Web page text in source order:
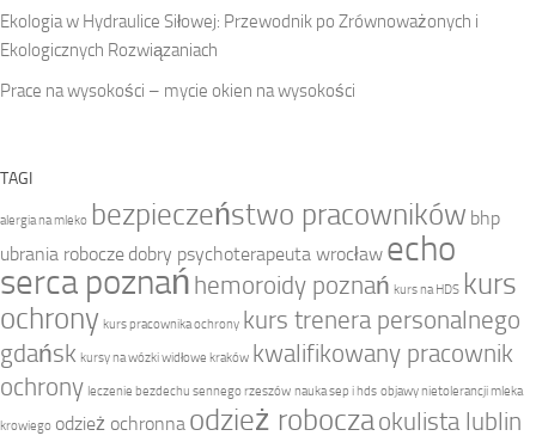
Ekologia w Hydraulice Siłowej: Przewodnik po Zrównoważonych i
Ekologicznych Rozwiązaniach
Prace na wysokości – mycie okien na wysokości
TAGI
alergia na mleko bezpieczeństwo pracowników bhp
ubrania robocze dobry psychoterapeuta wrocław echo
serca poznań hemoroidy poznań kurs na HDS kurs
ochrony kurs pracownika ochrony kurs trenera personalnego
gdańsk kursy na wózki widłowe kraków kwalifikowany pracownik
ochrony leczenie bezdechu sennego rzeszów nauka sep i hds objawy nietolerancji mleka
krowiego odzież ochronna odzież roboczaokulista lublin